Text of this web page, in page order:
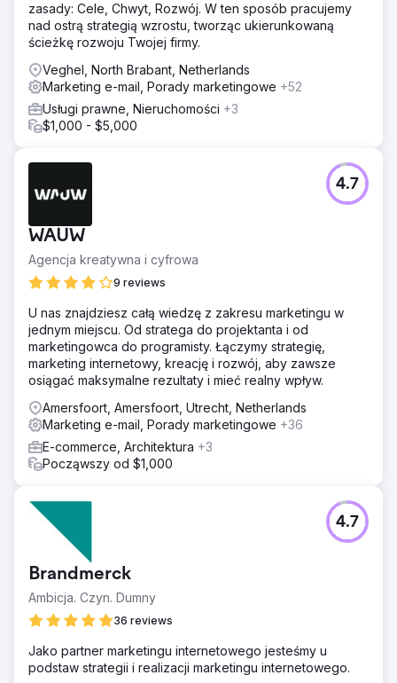
zasady: Cele, Chwyt, Rozwój. W ten sposób pracujemy
nad ostrą strategią wzrostu, tworząc ukierunkowaną
ścieżkę rozwoju Twojej firmy.
Veghel, North Brabant, Netherlands
Marketing e-mail, Porady marketingowe +52
Usługi prawne, Nieruchomości +3
$1,000 - $5,000
WAUW
Agencja kreatywna i cyfrowa
9 reviews
4.7
U nas znajdziesz całą wiedzę z zakresu marketingu w
jednym miejscu. Od stratega do projektanta i od
marketingowca do programisty. Łączymy strategię,
marketing internetowy, kreację i rozwój, aby zawsze
osiągać maksymalne rezultaty i mieć realny wpływ.
Amersfoort, Amersfoort, Utrecht, Netherlands
Marketing e-mail, Porady marketingowe +36
E-commerce, Architektura +3
Począwszy od $1,000
Brandmerck
Ambicja. Czyn. Dumny
36 reviews
4.7
Jako partner marketingu internetowego jesteśmy u
podstaw strategii i realizacji marketingu internetowego.